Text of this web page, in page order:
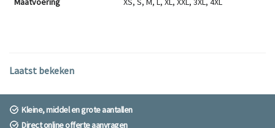
Laatst bekeken
Kleine, middel en grote aantallen
Direct online offerte aanvragen